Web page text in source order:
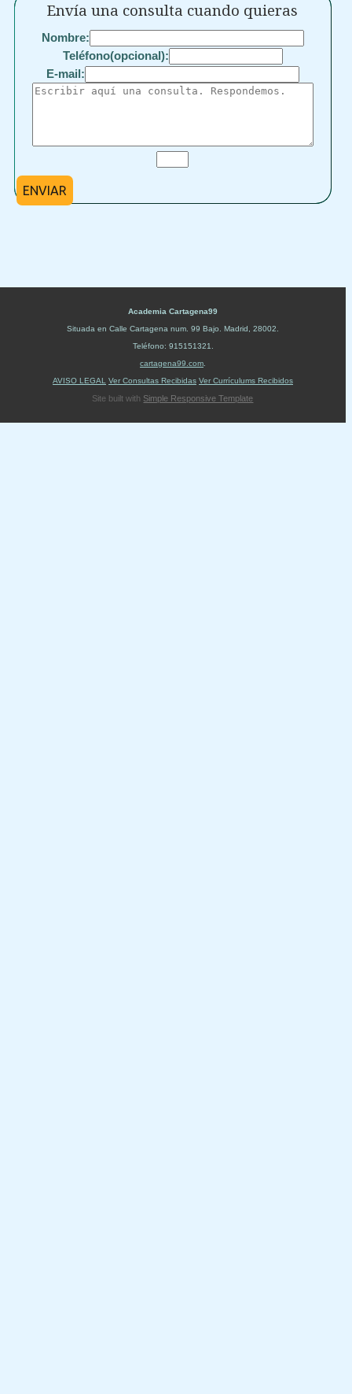
Envía una consulta cuando quieras
Nombre:
Teléfono(opcional):
E-mail:
ENVIAR
Academia Cartagena99
Situada en Calle Cartagena num. 99 Bajo Madrid 28002
Teléfono: 915151321
cartagena99.com
AVISO LEGAL
Ver Consultas Recibidas Ver Currículums Recibidos
Site built with Simple Responsive Template